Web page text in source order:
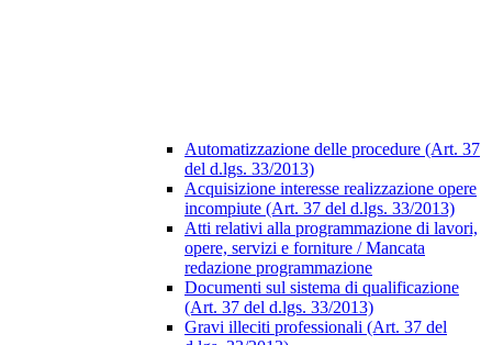
Automatizzazione delle procedure (Art. 37
del d.lgs. 33/2013)
Acquisizione interesse realizzazione opere
incompiute (Art. 37 del d.lgs. 33/2013)
Atti relativi alla programmazione di lavori,
opere, servizi e forniture / Mancata
redazione programmazione
Documenti sul sistema di qualificazione
(Art. 37 del d.lgs. 33/2013)
Gravi illeciti professionali (Art. 37 del